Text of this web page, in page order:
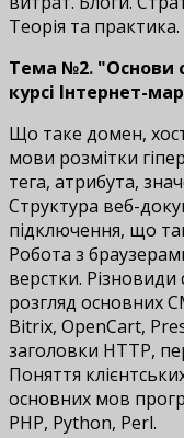
Теорія та практика.
Тема №2. "Основи
курсі Інтернет-
Що таке домен,
мови розмітки
тега, атрибута,
Структура веб-
підключення, що
Робота з
верстки.
розгляд основних
Bitrix, OpenCart,
заголовки HTTP,
Поняття
основних мов
PHP, Python, Perl.